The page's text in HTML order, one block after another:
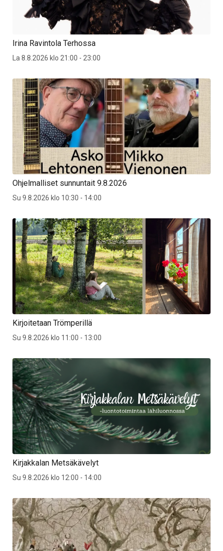
Irina Ravintola Terhossa
La 8.8.2026 klo 21:00 - 23:00
Ohjelmalliset sunnuntait 9.8.2026
Su 9.8.2026 klo 10:30 - 14:00
Kirjoitetaan Trömperillä
Su 9.8.2026 klo 11:00 - 13:00
Kirjakkalan Metsäkävelyt
Su 9.8.2026 klo 12:00 - 14:00